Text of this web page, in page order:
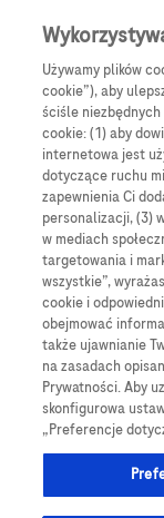
Skip to main content
We are sorry, but
Globalne
Global Roche
Platforma
Global Roche
Wszystkie
Używamy plików
cookie”), aby
ściśle
cookie: (1) aby
internetowa jest
dotyczące ruchu
zapewnienia Ci
personalizacji, (3)
w mediach
targetowania i
wszystkie”,
cookie i
obejmować
także ujawnianie
na zasadach
Prywatności. Aby
skonfigurowa
„Preferencje